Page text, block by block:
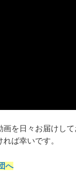
を日々お届けし
ば幸いです。
へ